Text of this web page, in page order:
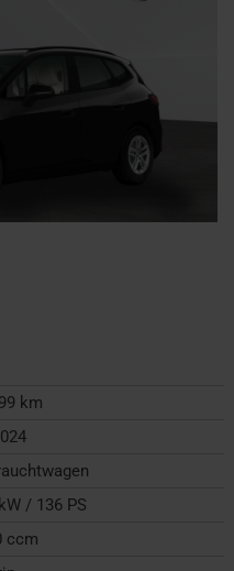
km
/ 136 PS
ccm